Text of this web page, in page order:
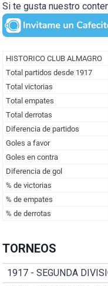
Si te gusta nuestro
TORNEOS
1917 - SEGUNDA